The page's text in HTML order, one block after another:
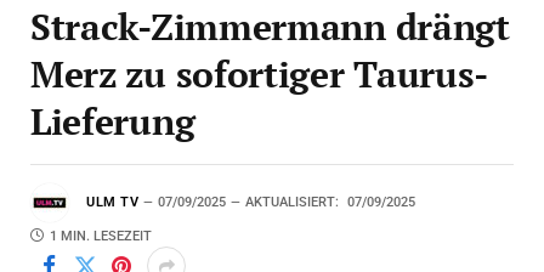
Strack-Zimmermann drängt
Merz zu sofortiger Taurus-
Lieferung
ULM TV 07/09/2025 AKTUALISIERT: 07/09/2025
1 MIN. LESEZEIT